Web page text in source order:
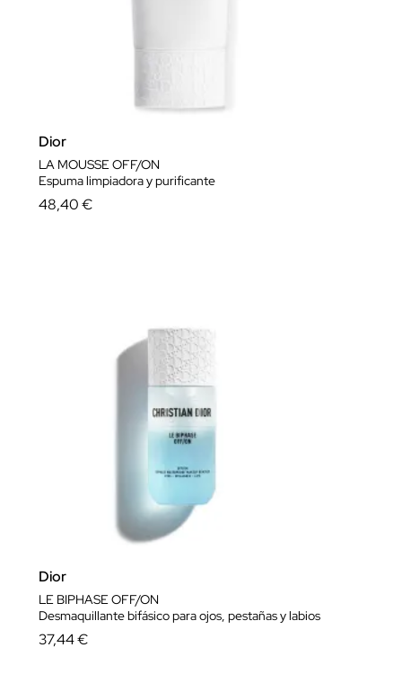
Dior
LA MOUSSE OFF/ON
Espuma limpiadora y purificante
48,40 €
Dior
LE BIPHASE OFF/ON
Desmaquillante bifásico para ojos, pestañas y labios
37,44 €